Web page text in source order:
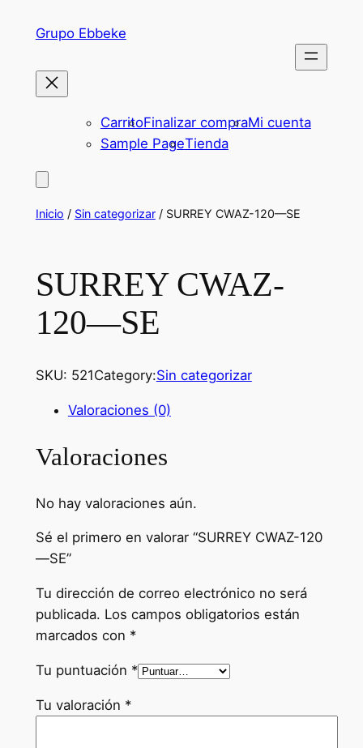
Grupo Ebbeke
CarritoFinalizar compraMi cuenta
Sample PageTienda
Inicio / Sin categorizar/ SURREY CWAZ-120—SE
SURREY CWAZ-
120—SE
SKU: 521Category:Sin categorizar
Valoraciones (0)
Valoraciones
No hay valoraciones aún.
Sé el primero en valorar “SURREY CWAZ-120
—SE”
Tu dirección de correo electrónico no será
publicada. Los campos obligatorios están
marcados con *
Tu puntuación *
Tu valoración *